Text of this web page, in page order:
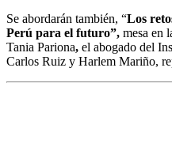
Se abordarán también, “Los
Perú para el futuro”, mesa en
Tania Pariona, el abogado del
Carlos Ruiz y Harlem Mariño,